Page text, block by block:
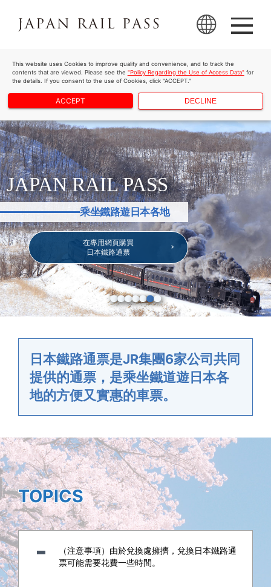
This website uses Cookies to improve quality and convenience, and to track the
contents that are viewed. Please see the "Policy Regarding the Use of Access Data"for
the details. If you consent to the use of Cookies, click "ACCEPT."
ACCEPT DECLINE
JAPAN RAIL PASS
乘坐鐵路遊日本各地
在專用網頁購買
日本鐵路通票
日本鐵路通票是JR集團6家公司共同
提供的通票，是乘坐鐵道遊日本各
地的方便又實惠的車票。
TOPICS
（注意事項）由於兌換處擁擠，兌換日本鐵路通
票可能需要花費一些時間。